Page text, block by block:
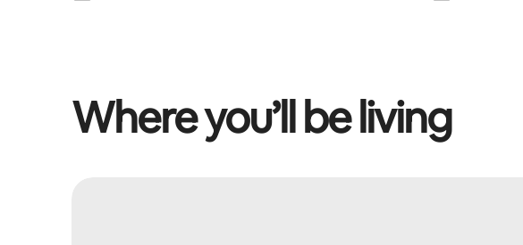
Where you’ll be living